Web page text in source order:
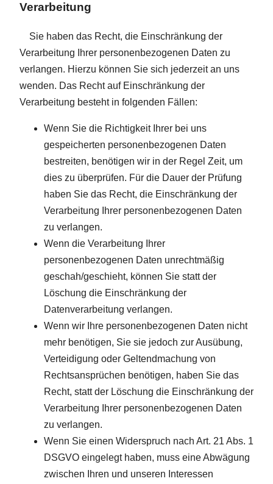
Verarbeitung
Sie haben das Recht, die Einschränkung der
Verarbeitung Ihrer personenbezogenen Daten zu
verlangen. Hierzu können Sie sich jederzeit an uns
wenden. Das Recht auf Einschränkung der
Verarbeitung besteht in folgenden Fällen:
Wenn Sie die Richtigkeit Ihrer bei uns
gespeicherten personenbezogenen Daten
bestreiten, benötigen wir in der Regel Zeit, um
dies zu überprüfen. Für die Dauer der Prüfung
haben Sie das Recht, die Einschränkung der
Verarbeitung Ihrer personenbezogenen Daten
zu verlangen.
Wenn die Verarbeitung Ihrer
personenbezogenen Daten unrechtmäßig
geschah/geschieht, können Sie statt der
Löschung die Einschränkung der
Datenverarbeitung verlangen.
Wenn wir Ihre personenbezogenen Daten nicht
mehr benötigen, Sie sie jedoch zur Ausübung,
Verteidigung oder Geltendmachung von
Rechtsansprüchen benötigen, haben Sie das
Recht, statt der Löschung die Einschränkung der
Verarbeitung Ihrer personenbezogenen Daten
zu verlangen.
Wenn Sie einen Widerspruch nach Art. 21 Abs. 1
DSGVO eingelegt haben, muss eine Abwägung
zwischen Ihren und unseren Interessen